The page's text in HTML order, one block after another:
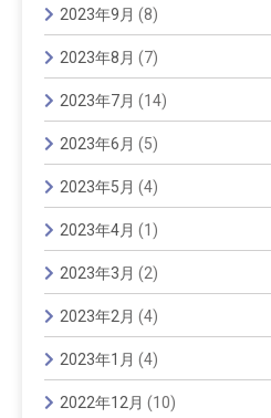
2023年9月 (8)
2023年8月 (7)
2023年7月 (14)
2023年6月 (5)
2023年5月 (4)
2023年4月 (1)
2023年3月 (2)
2023年2月 (4)
2023年1月 (4)
2022年12月 (10)